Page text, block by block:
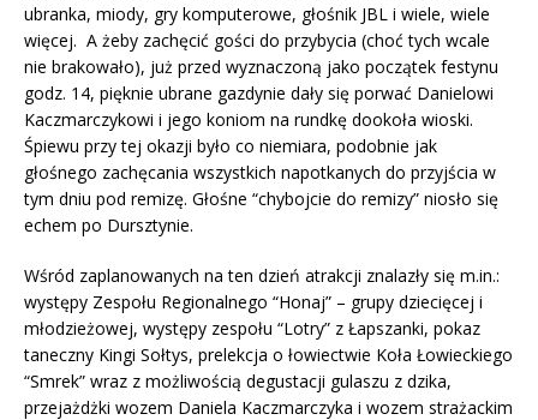
ubranka, miody, gry komputerowe, głośnik JBL i wiele, wiele
więcej. A żeby zachęcić gości do przybycia (choć tych wcale
nie brakowało), już przed wyznaczoną jako początek festynu
godz. 14, pięknie ubrane gazdynie dały się porwać Danielowi
Kaczmarczykowi i jego koniom na rundkę dookoła wioski.
Śpiewu przy tej okazji było co niemiara, podobnie jak
głośnego zachęcania wszystkich napotkanych do przyjścia w
tym dniu pod remizę. Głośne “chybojcie do remizy” niosło się
echem po Dursztynie.
Wśród zaplanowanych na ten dzień atrakcji znalazły się m.in.:
występy Zespołu Regionalnego “Honaj” – grupy dziecięcej i
młodzieżowej, występy zespołu “Lotry” z Łapszanki, pokaz
taneczny Kingi Sołtys, prelekcja o łowiectwie Koła Łowieckiego
“Smrek” wraz z możliwością degustacji gulaszu z dzika,
przejażdżki wozem Daniela Kaczmarczyka i wozem strażackim